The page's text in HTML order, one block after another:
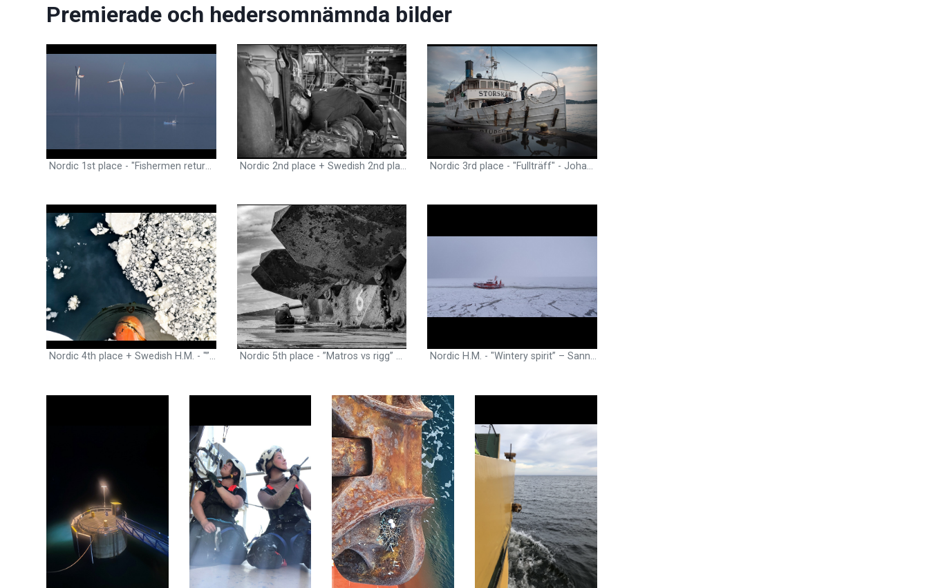
Premierade och hedersomnämnda bilder
Nordic 1st place - "Fishermen returning to port" - Richard Jensen, Safety Officer, National Geographic Explorer, SE - The jury's motivation: A tranquil and beautiful image where the majestic windmills put human efforts on scale. In the picture we see a traditional fishing boat in a new industrial maritime landscape. Nordic 2nd place + Swedish 2nd place - "At arm's length" - Jörgen Språng, Cook, BitOkland , SE - The jury's motivation: A classical black and white composition of work at sea. One can easily smell the motor oil and sweat and hear the cursing. Nordic 3rd place - "Fullträff" - Johan Nilheimer, Master, M/S Roslagen, SE - The jury's motivation: A beautifully captured decisive moment. A classical archipelago vessel shows the living heritage of maritime traffic.
Nordic 4th place + Swedish H.M. - "”Breaking the ice” – Luka Jonasson, Able seaman, Norsea Fighter, SE - The jury's motivation: A fascinating view from the ship's bow showing the depth of the sky and the surface of the frozen sea. Nordic 5th place - ”Matros vs rigg” – Denny Flögstad, Bosun, Njord Viking, NO - The jury's motivation: A harmonic view of a moment of rest, where the contrast between human and technology is depicted in a balanced way. One may ask whether he is browsing the internet or writing poetry. Nordic H.M. - "Wintery spirit” – Sanna Elo, Able seaman, IB Otso, FI - The jury's motivation: The image shows the great greyness of an arctic winter day. One can feel the tangible materiality of the water and ice.